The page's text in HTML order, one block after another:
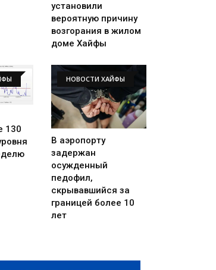
установили
вероятную причину
возгорания в жилом
доме Хайфы
130
НОВОСТИ ХАЙФЫ
В аэропорту
задержан
осужденный
педофил,
скрывавшийся за
границей более 10
лет